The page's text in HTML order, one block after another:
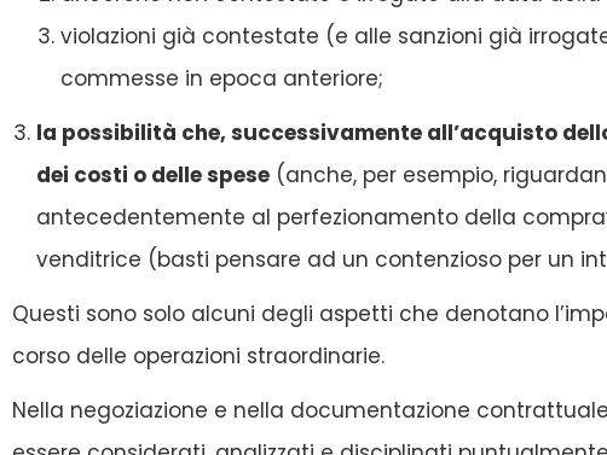
violazioni già contestate (e alle sanzioni già
commesse in epoca anteriore;
la possibilità che, successivamente all’acquisto
dei costi o delle spese (anche, per esempio,
antecedentemente al perfezionamento della
venditrice (basti pensare ad un contenzioso per un
Questi sono solo alcuni degli aspetti che denotano
corso delle operazioni straordinarie.
Nella negoziazione e nella documentazione